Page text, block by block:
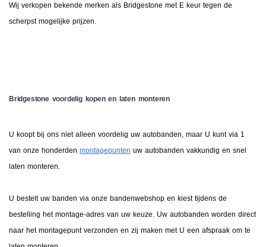
Wij verkopen bekende merken als Bridgestone met E keur tegen de
scherpst mogelijke prijzen.
Bridgestone voordelig kopen en laten monteren
U koopt bij ons niet alleen voordelig uw autobanden, maar U kunt via 1
van onze honderden montagepunten uw autobanden vakkundig en snel
laten monteren.
U bestelt uw banden via onze bandenwebshop en kiest tijdens de
bestelling het montage-adres van uw keuze. Uw autobanden worden direct
naar het montagepunt verzonden en zij maken met U een afspraak om te